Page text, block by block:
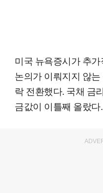
미국 뉴욕증시가 추
논의가 이뤄지지 않
락 전환했다. 국채 금
금값이 이틀째 올랐다.